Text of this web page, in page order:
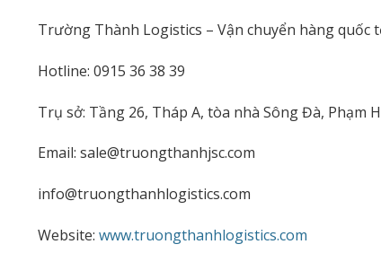
Trường Thành Logistics – Vận chuyển hàng quốc
Hotline: 0915 36 38 39
Trụ sở: Tầng 26, Tháp A, tòa nhà Sông Đà, Phạm
Email: sale@truongthanhjsc.com
info@truongthanhlogistics.com
Website: www.truongthanhlogistics.com